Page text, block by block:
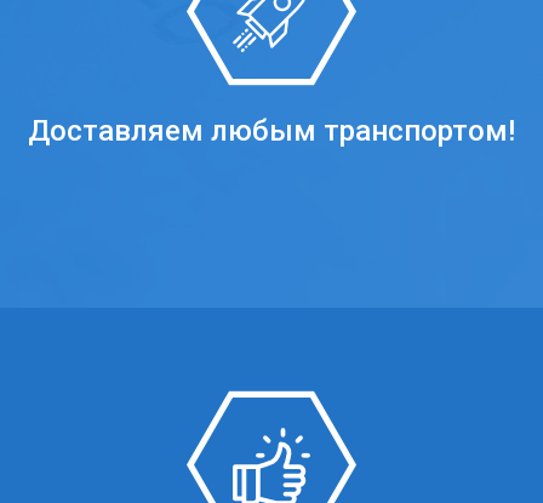
Доставляем любым транспортом!